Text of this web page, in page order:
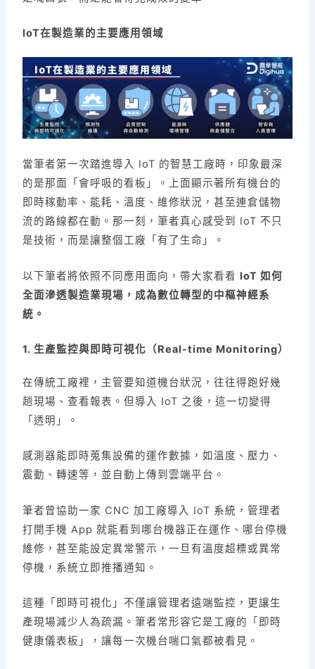
IoT在製造業的主要應用領域
當筆者第一次踏進導入 IoT 的智慧工廠時，印象最深
的是那面「會呼吸的看板」。上面顯示著所有機台的
即時稼動率、能耗、溫度、維修狀況，甚至連倉儲物
流的路線都在動。那一刻，筆者真心感受到 IoT 不只
是技術，而是讓整個工廠「有了生命」。
以下筆者將依照不同應用面向，帶大家看看 IoT 如何
全面滲透製造業現場，成為數位轉型的中樞神經系
統。
1. 生產監控與即時可視化（Real-time Monitoring）
在傳統工廠裡，主管要知道機台狀況，往往得跑好幾
趟現場、查看報表。但導入 IoT 之後，這一切變得
「透明」。
感測器能即時蒐集設備的運作數據，如溫度、壓力、
震動、轉速等，並自動上傳到雲端平台。
筆者曾協助一家 CNC 加工廠導入 IoT 系統，管理者
打開手機 App 就能看到哪台機器正在運作、哪台停機
維修，甚至能設定異常警示，一旦有溫度超標或異常
停機，系統立即推播通知。
這種「即時可視化」不僅讓管理者遠端監控，更讓生
產現場減少人為疏漏。筆者常形容它是工廠的「即時
健康儀表板」，讓每一次機台喘口氣都被看見。